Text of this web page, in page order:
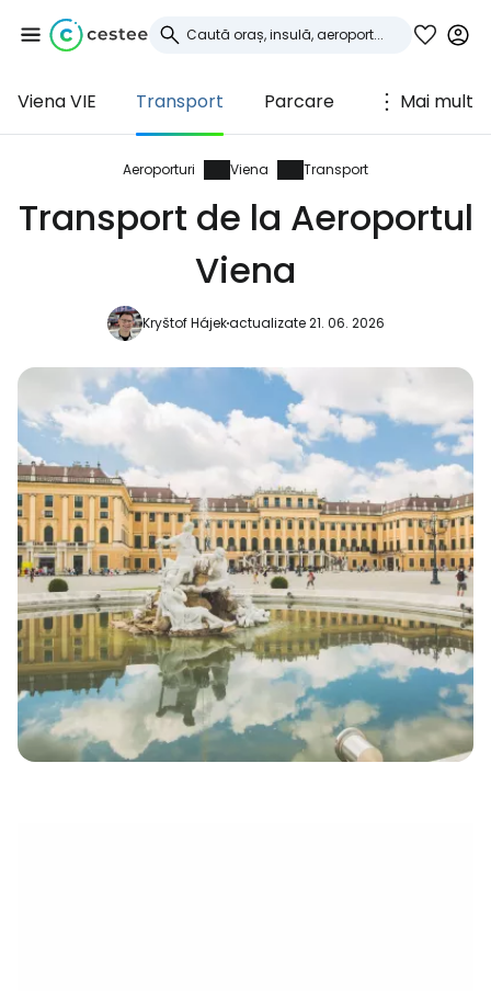
Viena VIE Transport Parcare Mai mult
Aeroporturi Viena Transport
Transport de la Aeroportul
Viena
Kryštof Hájekactualizate 21. 06. 2026
Conectați-vă la
Cestee
... comunitatea mondială a călătorilor
Continuați cu Facebook
Continuați cu e-mailul